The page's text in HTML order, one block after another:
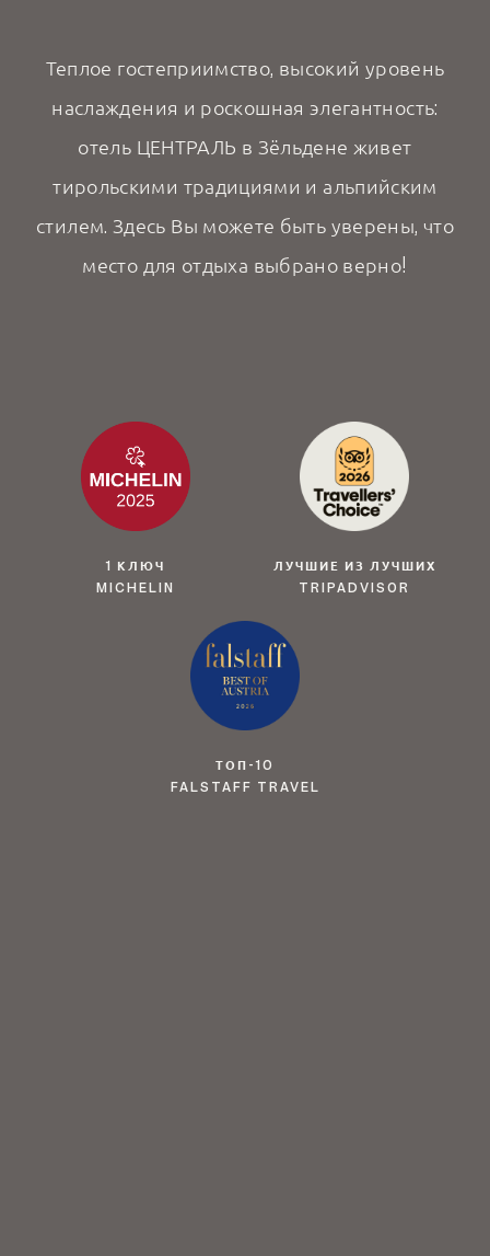
Теплое гостеприимство, высокий уровень
наслаждения и роскошная элегантность:
отель ЦЕНТРАЛЬ в Зёльдене живет
тирольскими традициями и альпийским
стилем. Здесь Вы можете быть уверены, что
место для отдыха выбрано верно!
1 КЛЮЧ
MICHELIN
ЛУЧШИЕ ИЗ ЛУЧШИХ
TRIPADVISOR
ТОП-10
FALSTAFF TRAVEL